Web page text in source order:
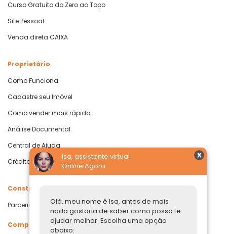
Isa, assistente virtual
Online Agora
Olá, meu nome é Isa, antes de mais
nada gostaria de saber como posso te
ajudar melhor. Escolha uma opção
abaixo:
Curso Gratuito do Zero ao Topo
Site Pessoal
Venda direta CAIXA
Proprietário
Como Funciona
Cadastre seu Imóvel
Como vender mais rápido
Análise Documental
Central de Ajuda
Crédito com Garantia de Imóvel
Construtoras
Parcerias Imobiliárias
Comprar ou alugar